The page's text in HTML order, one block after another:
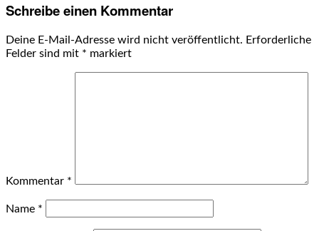
Schreibe einen Kommentar
Deine E-Mail-Adresse wird nicht veröffentlicht. Erforderliche
Felder sind mit * markiert
Kommentar *
Name *